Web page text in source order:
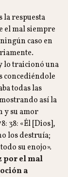
respuesta
el mal siempre
caso en
lo traicionó una
concediéndole
todas las
así la
y su amor
38: «Él [Dios],
los destruía;
su enojo».
por el mal
a